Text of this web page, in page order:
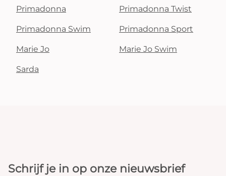
Primadonna Primadonna Twist
Primadonna Swim Primadonna Sport
Marie Jo Marie Jo Swim
Sarda
Schrijf je in op onze nieuwsbrief